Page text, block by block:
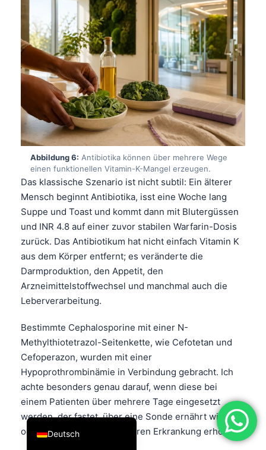
Abbildung 6: Antibiotika können über mehrere Wege
einen funktionellen Vitamin-K-Mangel erzeugen.
Das klassische Szenario ist nicht subtil: Ein älterer
Mensch beginnt Antibiotika, isst eine Woche lang
Suppe und Toast und kommt dann mit Blutergüssen
und INR 4.8 auf einer zuvor stabilen Warfarin-Dosis
zurück. Das Antibiotikum hat nicht einfach Vitamin K
aus dem Körper entfernt; es veränderte die
Darmproduktion, den Appetit, den
Arzneimittelstoffwechsel und manchmal auch die
Leberverarbeitung.
Bestimmte Cephalosporine mit einer N-
Methylthiotetrazol-Seitenkette, wie Cefotetan und
Cefoperazon, wurden mit einer
Hypoprothrombinämie in Verbindung gebracht. Ich
achte besonders genau darauf, wenn diese bei
einem Patienten über mehrere Tage eingesetzt
werden, der fastet, über eine Sonde ernährt wird
oder sich nach einer schweren Erkrankung erholt.
Deutsch
English
Français
עִבְרִית
Português
Ελληνικά
Türkçe
Română
简体中文
فارسی
Български
Dansk
Nederlands
हिन्दी
Bahasa Indonesia
Հայերեն
Íslenska
Српски језик
Svenska
Bosanski